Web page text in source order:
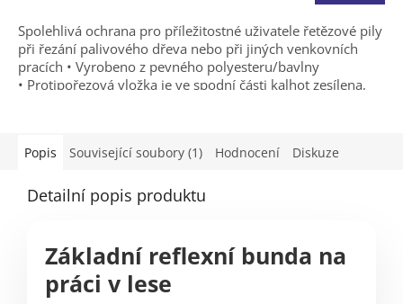
Spolehlivá ochrana pro příležitostné uživatele řetězové pily
při řezání palivového dřeva nebo při jiných venkovních
pracích • Vyrobeno z pevného polyesteru/bavlny
• Protipořezová vložka je ve spodní části kalhot zesílena,
zkrácených verzích.
Popis Související soubory (1) Hodnocení Diskuze
Detailní popis produktu
Základní reflexní bunda na
práci v lese